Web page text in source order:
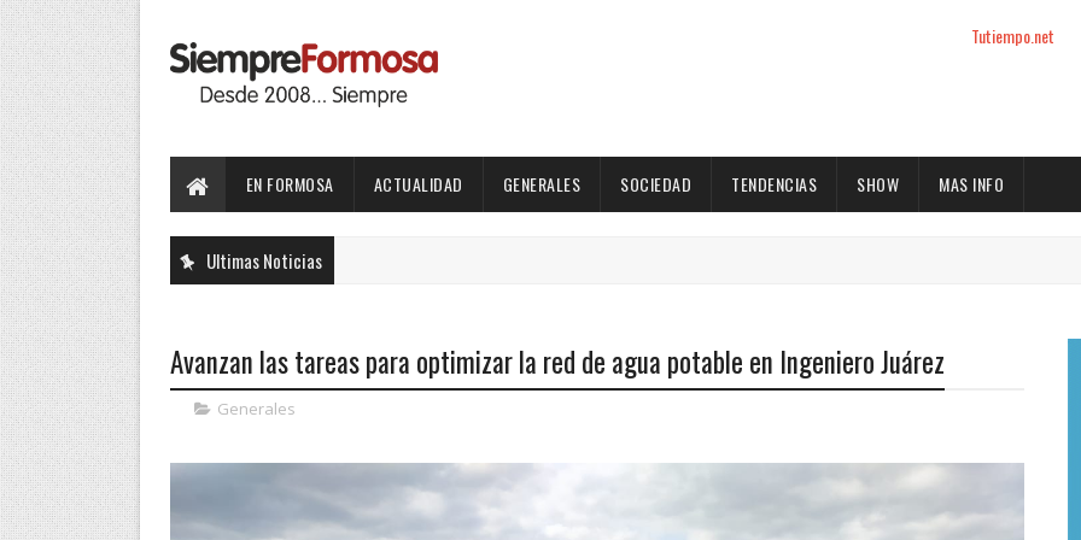
Tutiempo.net
EN FORMOSA ACTUALIDAD GENERALES SOCIEDAD TENDENCIAS SHOW MAS INFO
Ultimas Noticias
Avanzan las tareas para optimizar la red de agua potable en Ingeniero Juárez
Generales